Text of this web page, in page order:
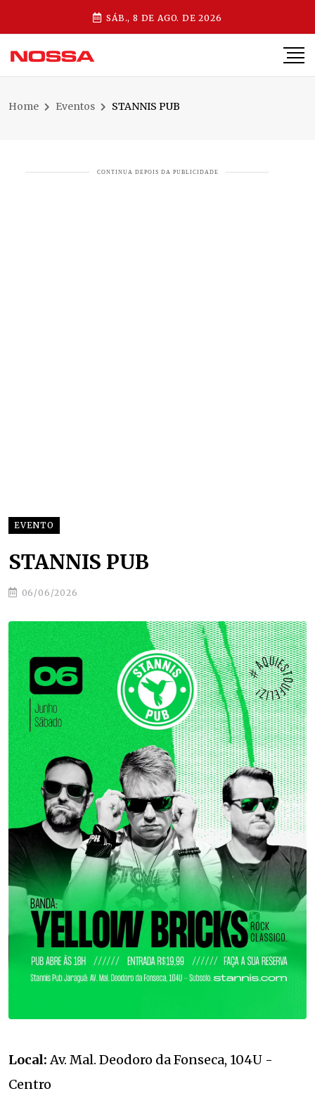
SÁB., 8 DE AGO. DE 2026
Home Eventos STANNIS PUB
EVENTO
STANNIS PUB
06/06/2026
Local:Av. Mal. Deodoro da Fonseca, 104U -
Centro